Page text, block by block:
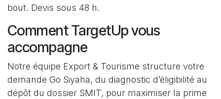
bout. Devis sous 48 h.
Comment TargetUp vous
accompagne
Notre équipe Export & Tourisme structure votre
demande Go Siyaha, du diagnostic d’éligibilité au
dépôt du dossier SMIT, pour maximiser la prime